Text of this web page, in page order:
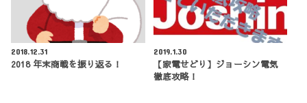
2018.12.31
2018 年末商戦を振り返る！
2019.1.30
【家電せどり】ジョーシン電気
徹底攻略！